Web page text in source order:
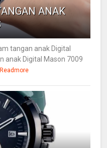
ANAK
tangan anak Digital
anak Digital Mason 7009
Readmore